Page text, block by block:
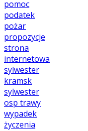
pomoc
podatek
pożar
propozycje
strona
internetowa
sylwester
kramsk
sylwester
osp trawy
wypadek
życzenia